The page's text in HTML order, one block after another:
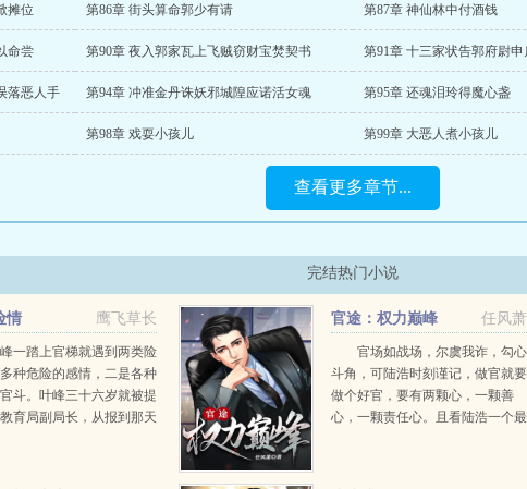
摊位 第86章 街头算命郭少有请 第87章 神仙林中付酒钱
命尝 第90章 夜入郭家瓦上飞贼窃财宝焚契书 第91章 十三家状告郭府尉申
落恶人手 第94章 冲准金丹诛妖邪城隍应诺活女魂 第95章 还魂泪玲得魔心盏
第98章 戏耍小孩儿 第99章 大恶人煮小孩儿
查看更多章节...
完结热门小说
鹰飞草长
情
一踏上官梯就遇到两类险
种危险的感情，二是各种
斗。叶峰三十六岁就被提
育局副局长，从报到那天
任风萧
官途：权力巅峰
官场如战场，尔虞我诈，勾心
斗角，可陆浩时刻谨记，做官就要
做个好官，要有两颗心，一颗善
心，一颗责任心。且看陆浩一个最